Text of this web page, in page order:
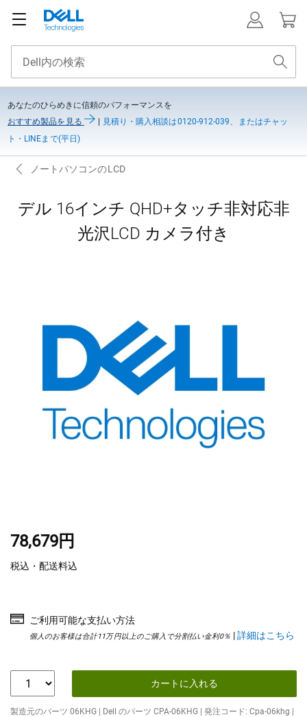
あなたのひらめきに信頼のパフォーマンスを
おすすめ製品を見る
見積り・購入相談は0120-912-039、またはチャッ
ト・LINEまで(平日)
ノートパソコンのLCD
デル 16インチ QHD+タッチ非対応非
光沢LCD カメラ付き
78,679円
税込・配送料込
ご利用可能な支払い方法
個人のお客様は合計11万円以上のご購入で分割払い金利0％ |詳細はこちら
カートに入れる
製造元のパーツ 06KHG | Dell のパーツ CPA-06KHG | 発注コード: Cpa-06khg |